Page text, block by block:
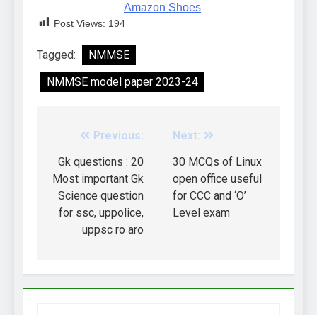
Amazon Shoes
Post Views: 194
Tagged:
NMMSE
NMMSE model paper 2023-24
Previous:
Gk questions : 20
Most important Gk
Science question
for ssc, uppolice,
uppsc ro aro
Next:
30 MCQs of Linux
open office useful
for CCC and ‘O’
Level exam